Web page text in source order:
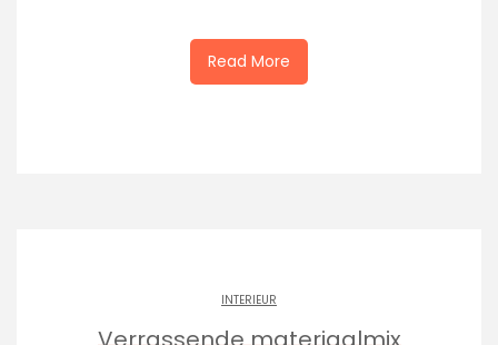
Read More
INTERIEUR